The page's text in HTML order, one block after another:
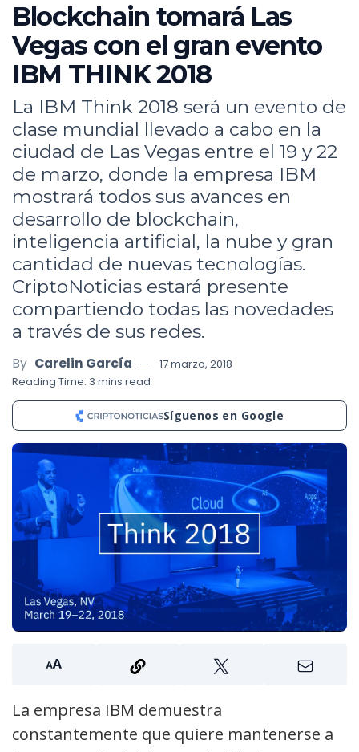
Blockchain tomará Las
Vegas con el gran evento
IBM THINK 2018
La IBM Think 2018 será un evento de
clase mundial llevado a cabo en la
ciudad de Las Vegas entre el 19 y 22
de marzo, donde la empresa IBM
mostrará todos sus avances en
desarrollo de blockchain,
inteligencia artificial, la nube y gran
cantidad de nuevas tecnologías.
CriptoNoticias estará presente
compartiendo todas las novedades
a través de sus redes.
By Carelin García
17 marzo, 2018
Reading Time: 3 mins read
Síguenos en Google
La empresa IBM demuestra
constantemente que quiere mantenerse a